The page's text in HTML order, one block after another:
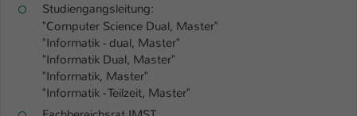
Studiengangsleitung:
"Computer Science Dual, Master"
"Informatik - dual, Master"
"Informatik Dual, Master"
"Informatik, Master"
"Informatik - Teilzeit, Master"